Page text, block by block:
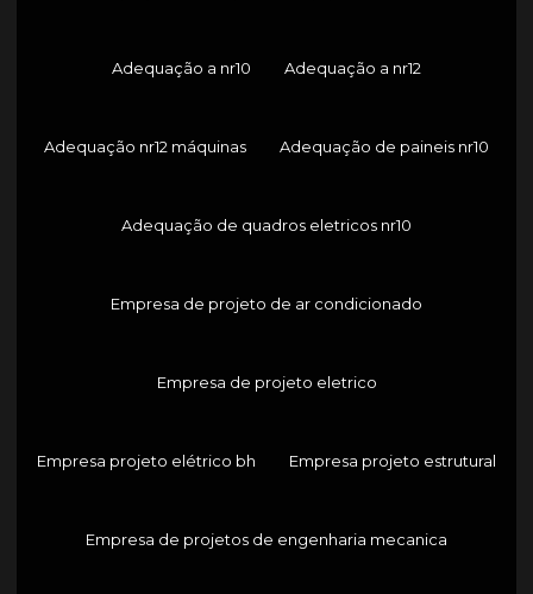
Adequação a nr10 Adequação a nr12
Adequação nr12 máquinas Adequação de paineis nr10
Adequação de quadros eletricos nr10
Empresa de projeto de ar condicionado
Empresa de projeto eletrico
Empresa projeto elétrico bh Empresa projeto estrutural
Empresa de projetos de engenharia mecanica